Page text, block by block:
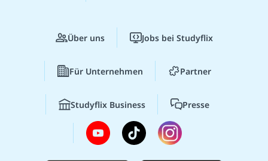
Über uns Jobs bei Studyflix
Für Unternehmen Partner
Studyflix Business Presse